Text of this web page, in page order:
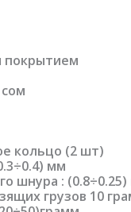
покрытием
кольцо (2 шт)
мм
шнура :
грузов 10